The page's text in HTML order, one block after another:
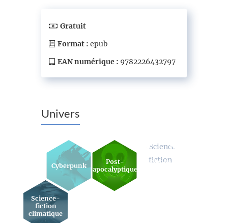
Gratuit
Format : epub
EAN numérique : 9782226432797
Univers
Cyberpunk
Post-
apocalyptique
Science-
Science-
fiction
climatique